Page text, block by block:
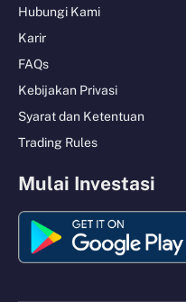
Hubungi Kami
Karir
FAQs
Kebijakan Privasi
Syarat dan Ketentuan
Trading Rules
Mulai Investasi